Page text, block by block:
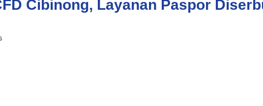
Cibinong, Layanan Paspor